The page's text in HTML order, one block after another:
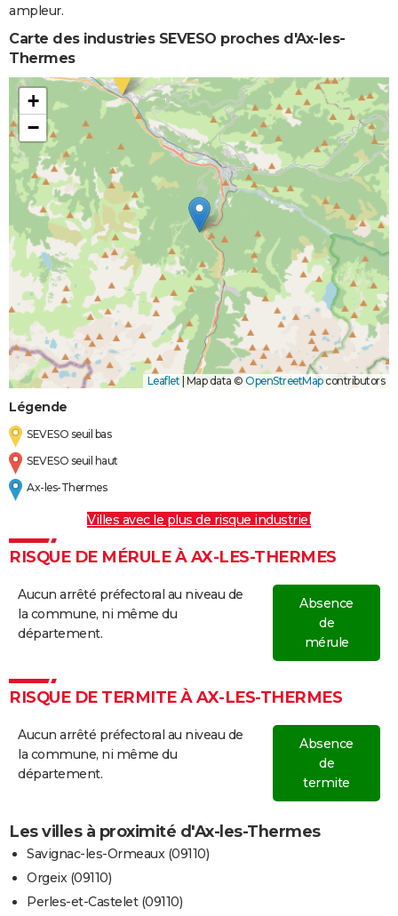
ampleur.
Carte des industries SEVESO proches d'Ax-les-
Thermes
+
−
Leaflet | Map data © OpenStreetMapcontributors
Légende
SEVESO seuil bas
SEVESO seuil haut
Ax-les-Thermes
Villes avec le plus de risque industriel
RISQUE DE MÉRULE À AX-LES-THERMES
Aucun arrêté préfectoral au niveau de
la commune, ni même du
département.
Absence
de
mérule
RISQUE DE TERMITE À AX-LES-THERMES
Aucun arrêté préfectoral au niveau de
la commune, ni même du
département.
Absence
de
termite
Les villes à proximité d'Ax-les-Thermes
Savignac-les-Ormeaux (09110)
Orgeix (09110)
Perles-et-Castelet (09110)